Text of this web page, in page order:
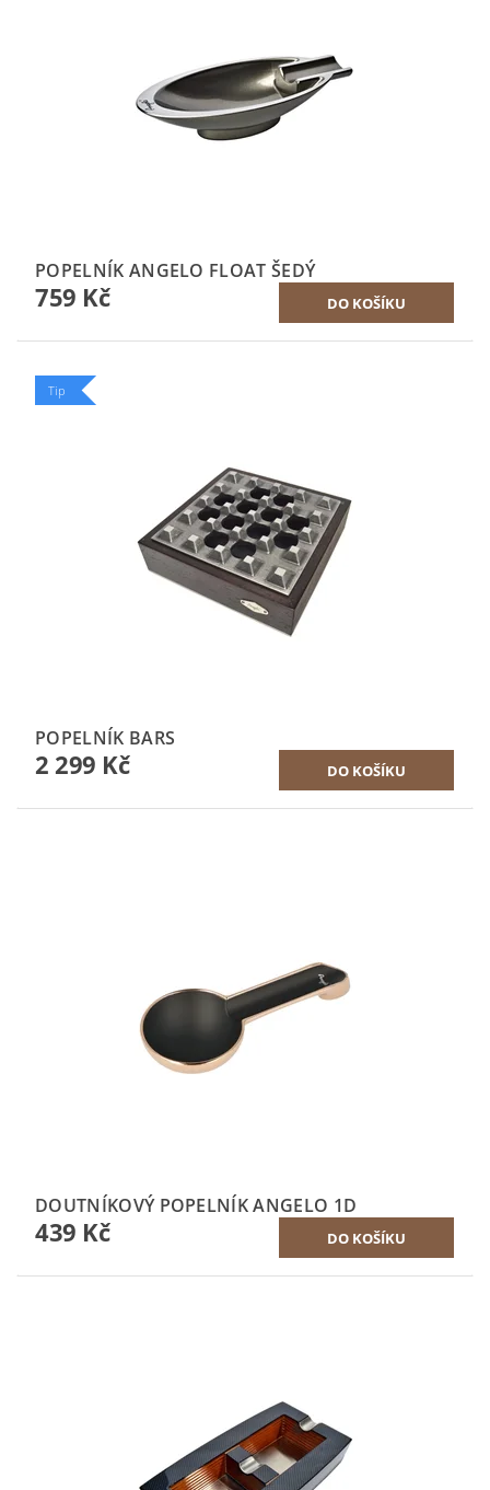
POPELNÍK ANGELO FLOAT ŠEDÝ
759 Kč
Tip
POPELNÍK BARS
2 299 Kč
DOUTNÍKOVÝ POPELNÍK ANGELO 1D
439 Kč